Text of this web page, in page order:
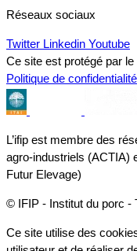
Réseaux sociaux
Twitter Linkedin Youtube
Ce site est protégé par
Politique de confidentialité
L’ifip est membre des
agro-industriels (ACTIA)
Futur Elevage)
© IFIP - Institut du porc -
Ce site utilise des